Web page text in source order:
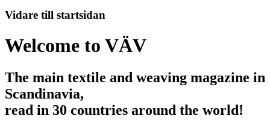
Vidare till startsidan
Welcome to VÄV
The main textile and weaving magazine in
Scandinavia,
read in 30 countries around the world!